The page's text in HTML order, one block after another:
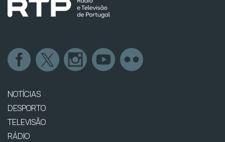
NOTÍCIAS
DESPORTO
TELEVISÃO
RÁDIO